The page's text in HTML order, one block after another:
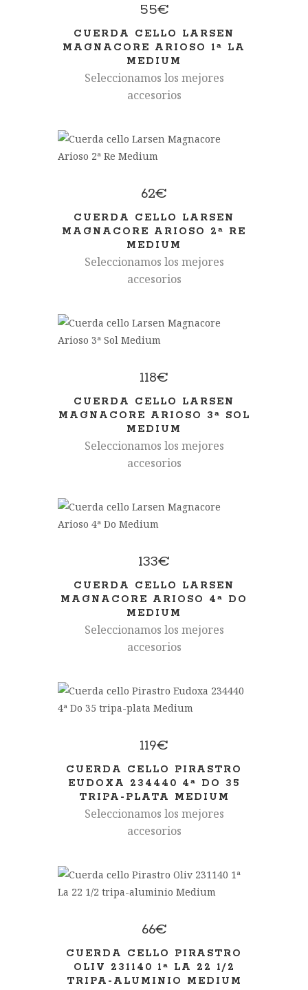
55€
CUERDA CELLO LARSEN
MAGNACORE ARIOSO 1ª LA
MEDIUM
Seleccionamos los mejores
accesorios
62€
CUERDA CELLO LARSEN
MAGNACORE ARIOSO 2ª RE
MEDIUM
Seleccionamos los mejores
accesorios
118€
CUERDA CELLO LARSEN
MAGNACORE ARIOSO 3ª SOL
MEDIUM
Seleccionamos los mejores
accesorios
133€
CUERDA CELLO LARSEN
MAGNACORE ARIOSO 4ª DO
MEDIUM
Seleccionamos los mejores
accesorios
119€
CUERDA CELLO PIRASTRO
EUDOXA 234440 4ª DO 35
TRIPA-PLATA MEDIUM
Seleccionamos los mejores
accesorios
66€
CUERDA CELLO PIRASTRO
OLIV 231140 1ª LA 22 1/2
TRIPA-ALUMINIO MEDIUM